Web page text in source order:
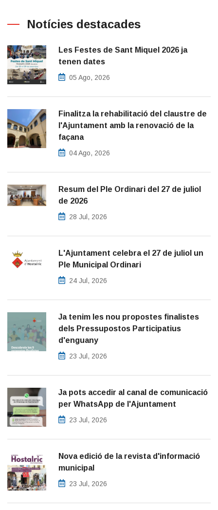
Notícies destacades
Les Festes de Sant Miquel 2026 ja
tenen dates
05 Ago, 2026
Finalitza la rehabilitació del claustre de
l'Ajuntament amb la renovació de la
façana
04 Ago, 2026
Resum del Ple Ordinari del 27 de juliol
de 2026
28 Jul, 2026
L'Ajuntament celebra el 27 de juliol un
Ple Municipal Ordinari
24 Jul, 2026
Ja tenim les nou propostes finalistes
dels Pressupostos Participatius
d'enguany
23 Jul, 2026
Ja pots accedir al canal de comunicació
per WhatsApp de l'Ajuntament
23 Jul, 2026
Nova edició de la revista d'informació
municipal
23 Jul, 2026